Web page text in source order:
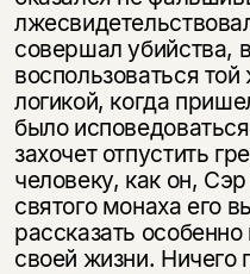
совершал убийства,
воспользоваться
логикой, когда
было
захочет отпустить
человеку, как он,
святого монаха его
рассказать
своей жизни. Ничего